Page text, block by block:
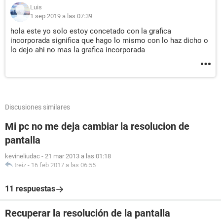
Luis
1 sep 2019 a las 07:39
hola este yo solo estoy concetado con la grafica
incorporada significa que hago lo mismo con lo haz dicho o
lo dejo ahi no mas la grafica incorporada
Discusiones similares
Mi pc no me deja cambiar la resolucion de
pantalla
kevineliudac - 21 mar 2013 a las 01:18
treiz - 16 feb 2017 a las 06:55
11 respuestas
Recuperar la resolución de la pantalla